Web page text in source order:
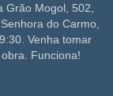
Grão Mogol, 502,
do Carmo,
Venha tomar
Funciona!